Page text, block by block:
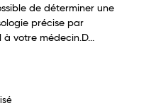
de déterminer une
précise par
votre médecin.D...